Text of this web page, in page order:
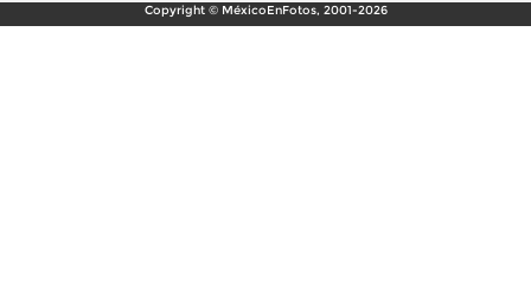
Copyright © MéxicoEnFotos, 2001-2026